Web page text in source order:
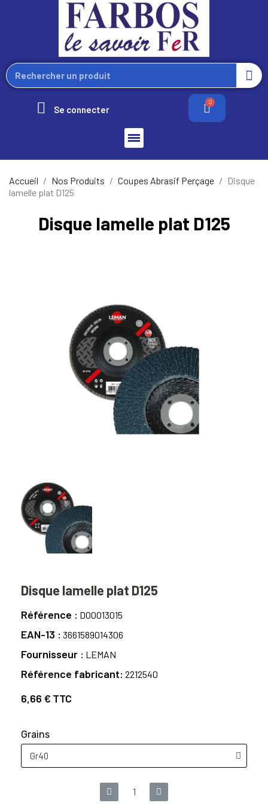
Se connecter
Accueil Nos Produits Coupes Abrasif Perçage
Disque
lamelle plat D125
Disque lamelle plat D125
Disque lamelle plat D125
Référence D00013015
EAN-13 3661589014306
Fournisseur LEMAN
Référence fabricant 2212540
6,66 € TTC
Grains